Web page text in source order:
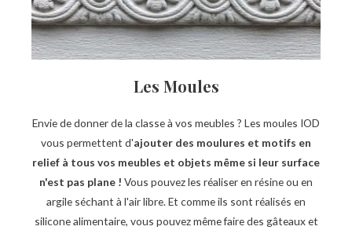
Les Moules
Envie de donner de la classe à vos meubles ? Les moules IOD
vous permettent d'ajouter des moulures et motifs en
relief à tous vos meubles et objets même si leur surface
n'est pas plane ! Vous pouvez les réaliser en résine ou en
argile séchant à l'air libre. Et comme ils sont réalisés en
silicone alimentaire, vous pouvez même faire des gâteaux et